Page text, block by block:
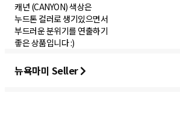
캐년 (CANYON) 색상은
누드톤 컬러로 생기있으면서
부드러운 분위기를 연출하기
뉴욕마미 Seller